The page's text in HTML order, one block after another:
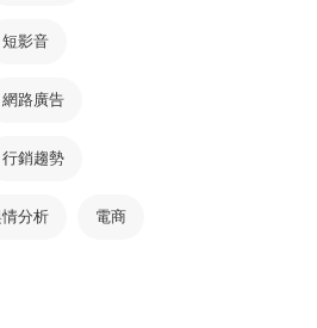
短影音
網路廣告
行銷趨勢
分析 電商